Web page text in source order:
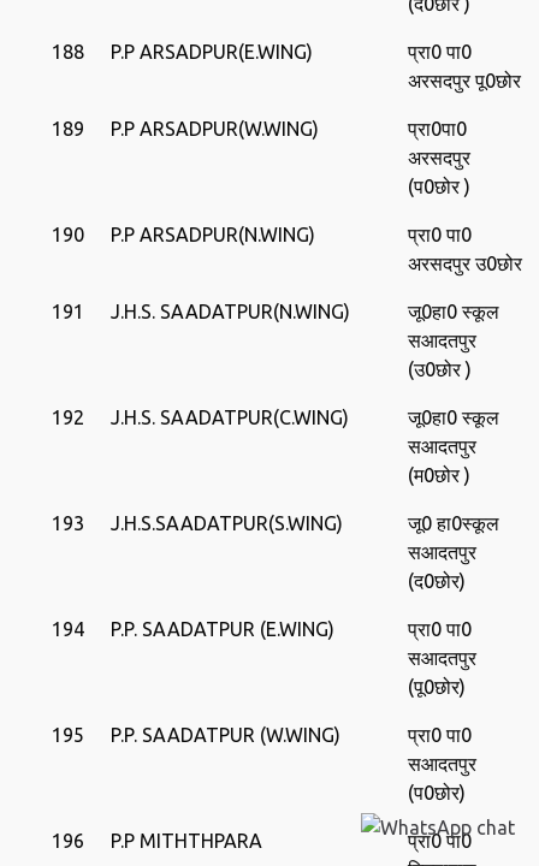
188 P.P ARSADPUR(E.WING)
प्रा0 पा0
अरसदपुर पू0छोर
189 P.P ARSADPUR(W.WING)
प्रा0पा0
अरसदपुर
(प0छोर )
190 P.P ARSADPUR(N.WING)
प्रा0 पा0
अरसदपुर उ0छोर
191 J.H.S. SAADATPUR(N.WING)
जू0हा0 स्‍कूल
सआदतपुर
(उ0छोर )
192 J.H.S. SAADATPUR(C.WING)
जू0हा0 स्‍कूल
सआदतपुर
(म0छोर )
193 J.H.S.SAADATPUR(S.WING)
जू0 हा0स्‍कूल
सआदतपुर
(द0छोर)
194 P.P. SAADATPUR (E.WING)
प्रा0 पा0
सआदतपुर
(पू0छोर)
195 P.P. SAADATPUR (W.WING)
प्रा0 पा0
सआदतपुर
(प0छोर)
196 P.P MITHTHPARA
प्रा0 पा0